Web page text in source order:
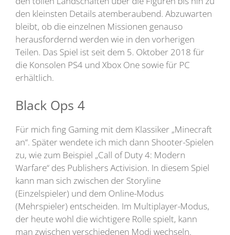
den kleinsten Details atemberaubend. Abzuwarten
bleibt, ob die einzelnen Missionen genauso
herausfordernd werden wie in den vorherigen
Teilen. Das Spiel ist seit dem 5. Oktober 2018 für
die Konsolen PS4 und Xbox One sowie für PC
erhältlich.
Black Ops 4
Für mich fing Gaming mit dem Klassiker „Minecraft
an“. Später wendete ich mich dann Shooter-Spielen
zu, wie zum Beispiel „Call of Duty 4: Modern
Warfare“ des Publishers Activision. In diesem Spiel
kann man sich zwischen der Storyline
(Einzelspieler) und dem Online-Modus
(Mehrspieler) entscheiden. Im Multiplayer-Modus,
der heute wohl die wichtigere Rolle spielt, kann
man zwischen verschiedenen Modi wechseln.